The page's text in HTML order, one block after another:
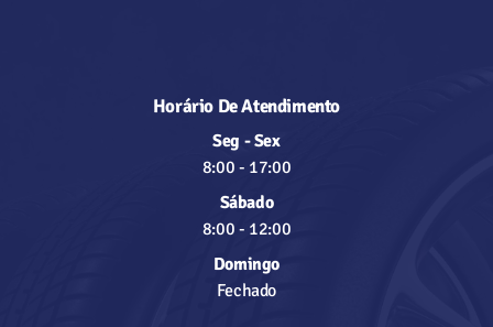
Horário De Atendimento
Seg - Sex
8:00 - 17:00
Sábado
8:00 - 12:00
Domingo
Fechado